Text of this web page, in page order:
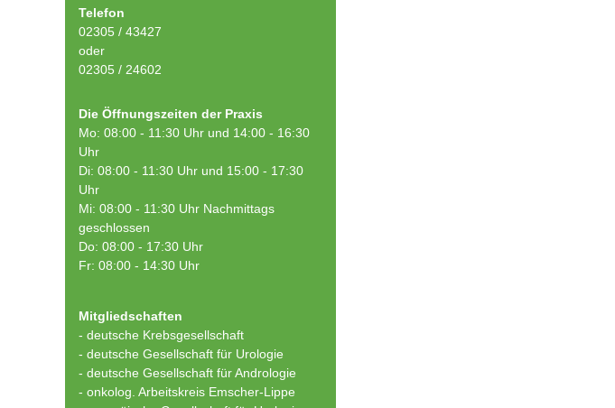
Telefon
02305 / 43427
oder
02305 / 24602
Die Öffnungszeiten der Praxis
Mo: 08:00 - 11:30 Uhr und 14:00 - 16:30
Uhr
Di: 08:00 - 11:30 Uhr und 15:00 - 17:30
Uhr
Mi: 08:00 - 11:30 Uhr Nachmittags
geschlossen
Do: 08:00 - 17:30 Uhr
Fr: 08:00 - 14:30 Uhr
Mitgliedschaften
- deutsche Krebsgesellschaft
- deutsche Gesellschaft für Urologie
- deutsche Gesellschaft für Andrologie
- onkolog. Arbeitskreis Emscher-Lippe